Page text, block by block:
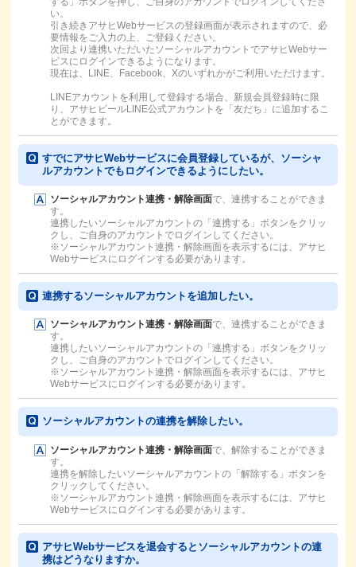
い。
引き続きアサヒWebサービスの登録画面が表示されますので、必
要情報をご入力の上、ご登録ください。
次回より連携いただいたソーシャルアカウントでアサヒWebサー
ビスにログインできるようになります。
現在は、LINE、Facebook、Xのいずれかがご利用いただけます。
LINEアカウントを利用して登録する場合、新規会員登録時に限
り、アサヒビールLINE公式アカウントを「友だち」に追加するこ
とができます。
すでにアサヒWebサービスに会員登録しているが、ソーシャ
ルアカウントでもログインできるようにしたい。
ソーシャルアカウント連携・解除画面で、連携することができま
す。
連携したいソーシャルアカウントの「連携する」ボタンをクリッ
クし、ご自身のアカウントでログインしてください。
※ソーシャルアカウント連携・解除画面を表示するには、アサヒ
Webサービスにログインする必要があります。
連携するソーシャルアカウントを追加したい。
ソーシャルアカウント連携・解除画面で、連携することができま
す。
連携したいソーシャルアカウントの「連携する」ボタンをクリッ
クし、ご自身のアカウントでログインしてください。
※ソーシャルアカウント連携・解除画面を表示するには、アサヒ
Webサービスにログインする必要があります。
ソーシャルアカウントの連携を解除したい。
ソーシャルアカウント連携・解除画面で、解除することができま
す。
連携を解除したいソーシャルアカウントの「解除する」ボタンを
クリックしてください。
※ソーシャルアカウント連携・解除画面を表示するには、アサヒ
Webサービスにログインする必要があります。
アサヒWebサービスを退会するとソーシャルアカウントの連
携はどうなりますか。